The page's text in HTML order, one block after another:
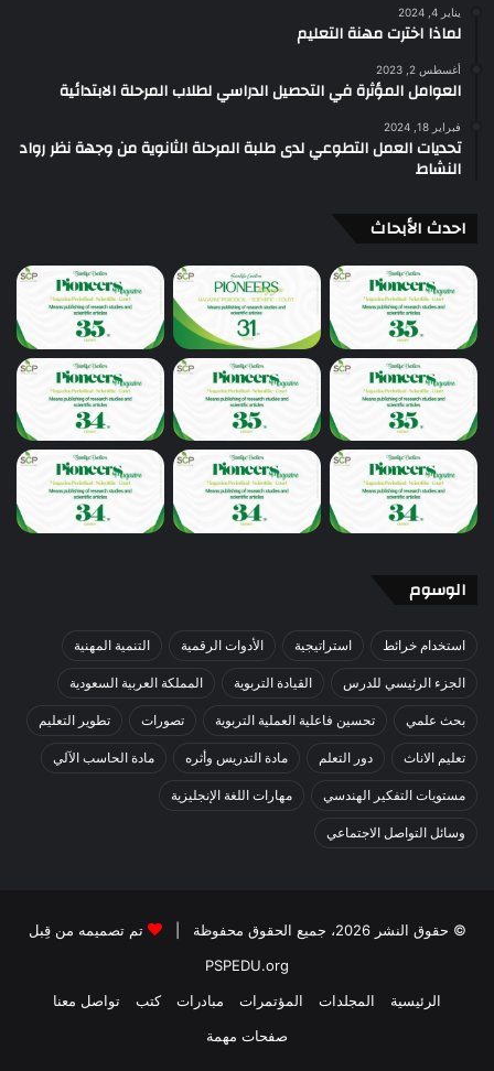
يناير 4, 2024
لماذا اخترت مهنة التعليم
أغسطس 2, 2023
العوامل المؤثرة في التحصيل الدراسي لطلاب المرحلة الابتدائية
فبراير 18, 2024
تحديات العمل التطوعي لدى طلبة المرحلة الثانوية من وجهة نظر رواد
النشاط
احدث الأبحاث
الوسوم
استخدام خرائط استراتيجية الأدوات الرقمية التنمية المهنية
الجزء الرئيسي للدرس القيادة التربوية المملكة العربية السعودية
بحث علمي تحسين فاعلية العملية التربوية تصورات تطوير التعليم
تعليم الاناث دور التعلم مادة التدريس وأثره مادة الحاسب الآلي
مستويات التفكير الهندسي مهارات اللغة الإنجليزية
وسائل التواصل الاجتماعي
© حقوق النشر 2026، جميع الحقوق محفوظة |
تم تصميمه من قِبل
PSPEDU.org
الرئيسية
المجلدات المؤتمرات مبادرات كتب
تواصل معنا
صفحات مهمة